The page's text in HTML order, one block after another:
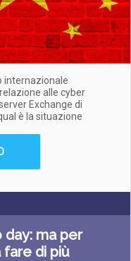
internazionale
alle cyber
Exchange di
è la situazione
day: ma per
fare di più